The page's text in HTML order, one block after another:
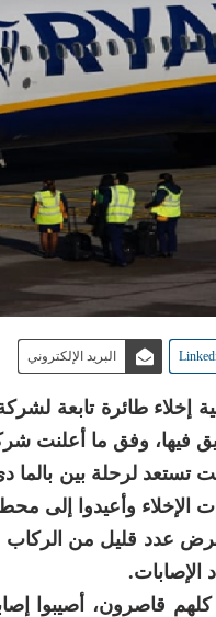
البريد الإلكتروني
طائرة تابعة
فيها، وفق ما أعلنت
تستعد لرحلة بين بالما
الإخلاء وأعيدوا إلى
تعرض عدد قليل من
إعلام محلية أن 18 شخصا،